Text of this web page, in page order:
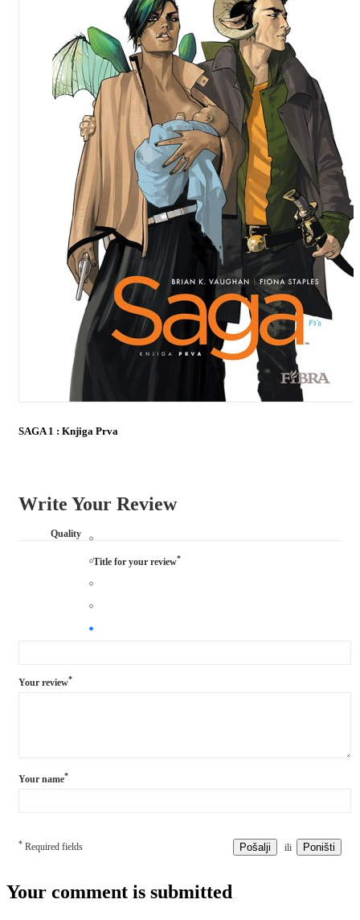
SAGA 1 : Knjiga Prva
Write Your Review
Quality
Title for your review*
Your review*
Your name*
* Required fields Pošalji ili Poništi
Your comment is submitted